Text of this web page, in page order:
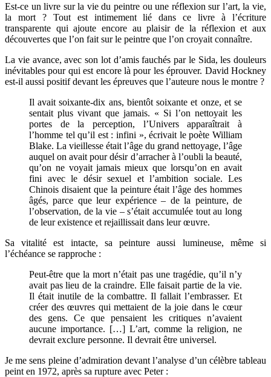
Est-ce un livre sur la vie du peintre ou une réflexion sur l’art, la vie,
la mort ? Tout est intimement lié dans ce livre à l’écriture
transparente qui ajoute encore au plaisir de la réflexion et aux
découvertes que l’on fait sur le peintre que l’on croyait connaître.
La vie avance, avec son lot d’amis fauchés par le Sida, les douleurs
inévitables pour qui est encore là pour les éprouver. David Hockney
est-il aussi positif devant les épreuves que l’auteure nous le montre ?
Il avait soixante-dix ans, bientôt soixante et onze, et se
sentait plus vivant que jamais. « Si l’on nettoyait les
portes de la perception, l’Univers apparaîtrait à
l’homme tel qu’il est : infini », écrivait le poète William
Blake. La vieillesse était l’âge du grand nettoyage, l’âge
auquel on avait pour désir d’arracher à l’oubli la beauté,
qu’on ne voyait jamais mieux que lorsqu’on en avait
fini avec le désir sexuel et l’ambition sociale. Les
Chinois disaient que la peinture était l’âge des hommes
âgés, parce que leur expérience – de la peinture, de
l’observation, de la vie – s’était accumulée tout au long
de leur existence et rejaillissait dans leur œuvre.
Sa vitalité est intacte, sa peinture aussi lumineuse, même si
l’échéance se rapproche :
Peut-être que la mort n’était pas une tragédie, qu’il n’y
avait pas lieu de la craindre. Elle faisait partie de la vie.
Il était inutile de la combattre. Il fallait l’embrasser. Et
créer des œuvres qui mettaient de la joie dans le cœur
des gens. Ce que pensaient les critiques n’avaient
aucune importance. […] L’art, comme la religion, ne
devrait exclure personne. Il devrait être universel.
Je me sens pleine d’admiration devant l’analyse d’un célèbre tableau
peint en 1972, après sa rupture avec Peter :